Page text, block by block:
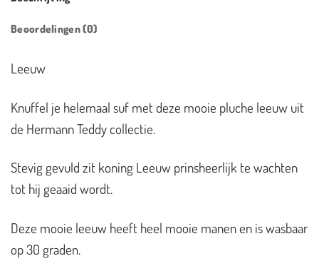
Beoordelingen (0)
Leeuw
Knuffel je helemaal suf met deze mooie pluche leeuw uit
de Hermann Teddy collectie.
Stevig gevuld zit koning Leeuw prinsheerlijk te wachten
tot hij geaaid wordt.
Deze mooie leeuw heeft heel mooie manen en is wasbaar
op 30 graden.